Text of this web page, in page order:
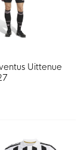
Uittenue